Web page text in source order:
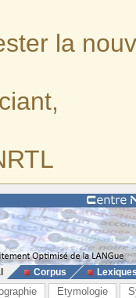
la
Corpus
Etymologie